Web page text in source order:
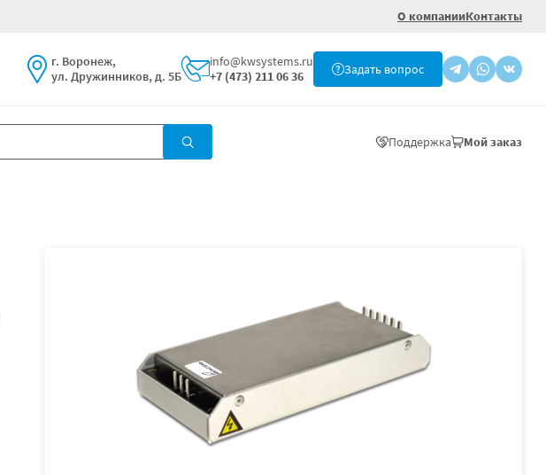
О компанииКонтакты
г. Воронеж,
ул. Дружинников, д. 5Б
info@kwsystems.ru
+7 (473) 211 06 36
Задать вопрос
Поддержка Мой заказ